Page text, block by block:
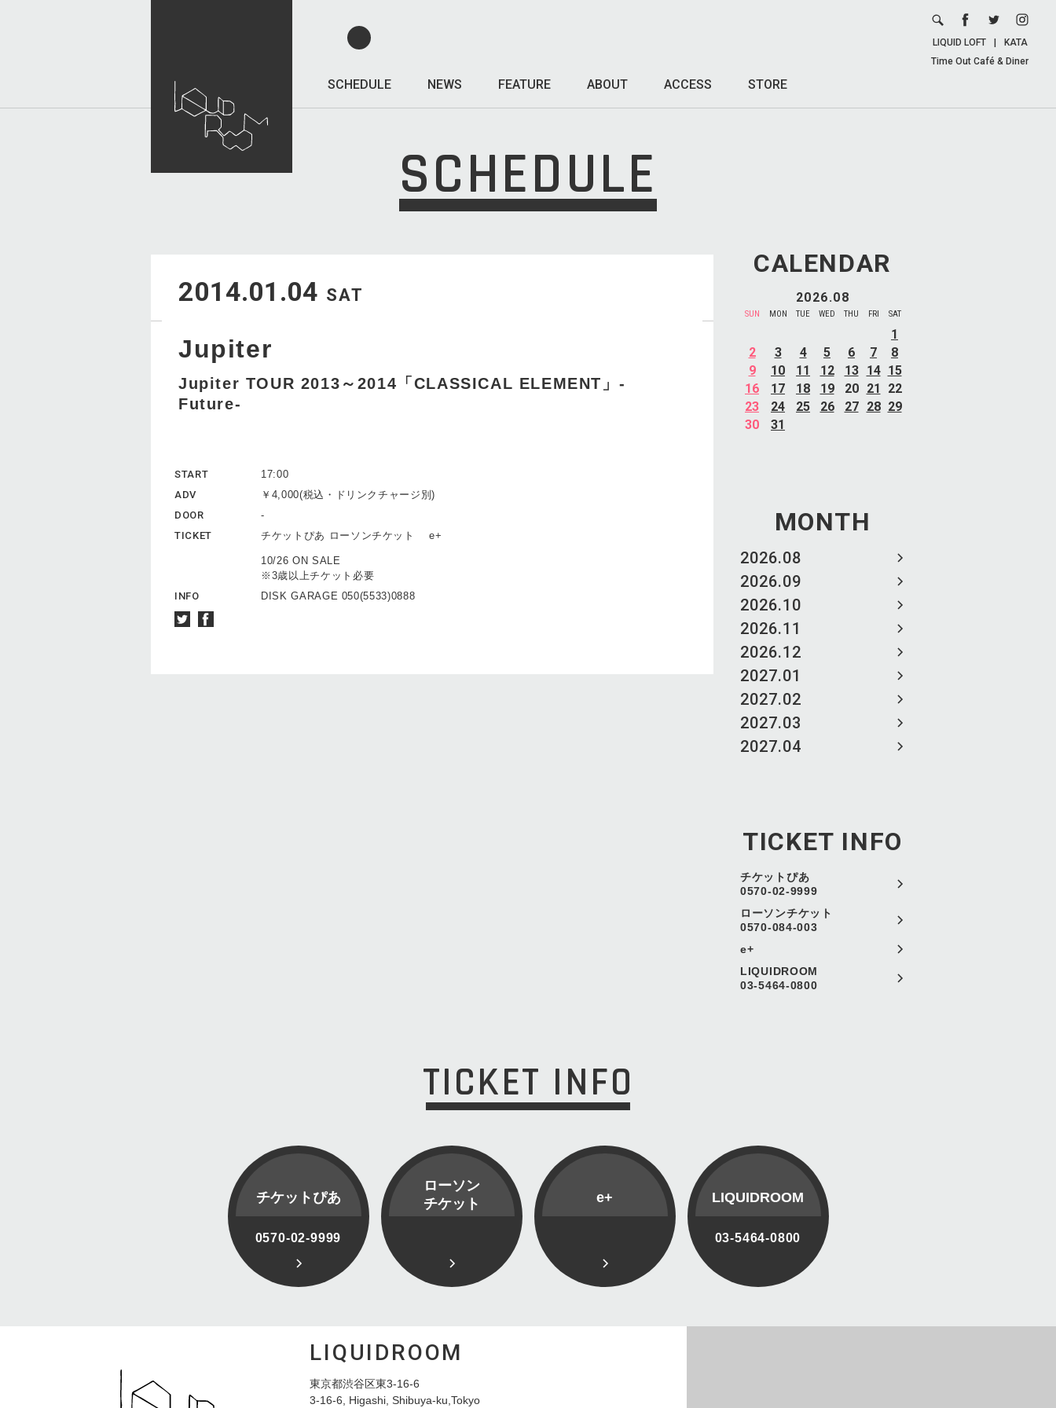
SCHEDULE NEWS FEATURE ABOUT ACCESS STORE
LIQUID LOFT
KATA
Time Out Café & Diner
SCHEDULE
CALENDAR
2026.08
SUN MON TUE WED THU FRI SAT
1
2
3 4 5 6 7
8
9
10 11 12 13 14 15
16
17 18 19 20 21
22
23
24 25 26 27 28 29
30
31
MONTH
2026.08
2026.09
2026.10
2026.11
2026.12
2027.01
2027.02
2027.03
2027.04
TICKET INFO
チケットぴあ
0570-02-9999
ローソンチケット
0570-084-003
e+
LIQUIDROOM
03-5464-0800
2014.01.04 SAT
Jupiter
Jupiter TOUR 2013～2014「CLASSICAL ELEMENT」-
Future-
START
17:00
ADV
￥4,000(税込・ドリンクチャージ別)
DOOR
-
TICKET
チケットぴあ ローソンチケット e+
10/26 ON SALE
※3歳以上チケット必要
INFO
DISK GARAGE 050(5533)0888
TICKET INFO
チケットぴあ
0570-02-9999
ローソン
チケット
e+ LIQUIDROOM
03-5464-0800
LIQUIDROOM
東京都渋谷区東3-16-6
3-16-6, Higashi, Shibuya-ku,Tokyo